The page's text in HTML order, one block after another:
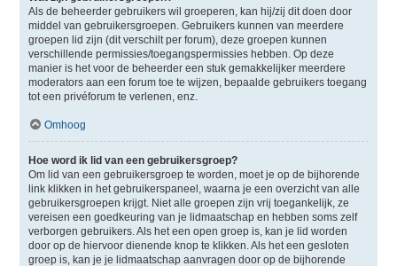
Als de beheerder gebruikers wil groeperen, kan hij/zij dit doen door
middel van gebruikersgroepen. Gebruikers kunnen van meerdere
groepen lid zijn (dit verschilt per forum), deze groepen kunnen
verschillende permissies/toegangspermissies hebben. Op deze
manier is het voor de beheerder een stuk gemakkelijker meerdere
moderators aan een forum toe te wijzen, bepaalde gebruikers toegang
tot een privéforum te verlenen, enz.
Omhoog
Hoe word ik lid van een gebruikersgroep?
Om lid van een gebruikersgroep te worden, moet je op de bijhorende
link klikken in het gebruikerspaneel, waarna je een overzicht van alle
gebruikersgroepen krijgt. Niet alle groepen zijn vrij toegankelijk, ze
vereisen een goedkeuring van je lidmaatschap en hebben soms zelf
verborgen gebruikers. Als het een open groep is, kan je lid worden
door op de hiervoor dienende knop te klikken. Als het een gesloten
groep is, kan je je lidmaatschap aanvragen door op de bijhorende